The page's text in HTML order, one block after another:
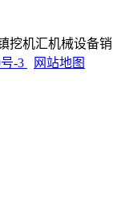
挖机汇机械设备销
-3 网站地图